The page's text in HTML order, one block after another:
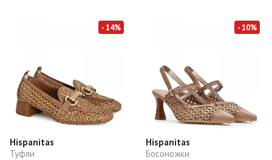
- 14%
Hispanitas
Туфли
- 10%
Hispanitas
Босоножки